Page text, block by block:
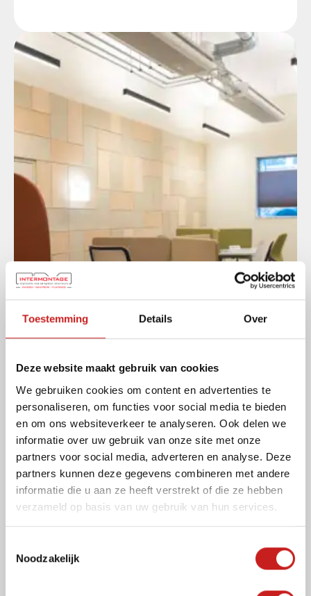
Toestemming Details Over
Deze website maakt gebruik van cookies
We gebruiken cookies om content en advertenties te
personaliseren, om functies voor social media te bieden
en om ons websiteverkeer te analyseren. Ook delen we
informatie over uw gebruik van onze site met onze
partners voor social media, adverteren en analyse. Deze
partners kunnen deze gegevens combineren met andere
informatie die u aan ze heeft verstrekt of die ze hebben
verzameld op basis van uw gebruik van hun services.
Noodzakelijk
Akoestiek
beheersing